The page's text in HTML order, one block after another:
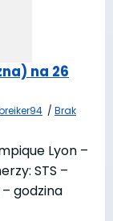
na 26
/ Brak
Lyon –
STS –
godzina